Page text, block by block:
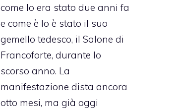
come lo era stato due anni fa
e come è lo è stato il suo
gemello tedesco, il Salone di
Francoforte, durante lo
scorso anno. La
manifestazione dista ancora
otto mesi, ma già oggi